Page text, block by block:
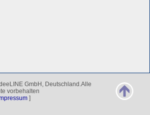
GmbH, Deutschland.Alle
vorbehalten
]